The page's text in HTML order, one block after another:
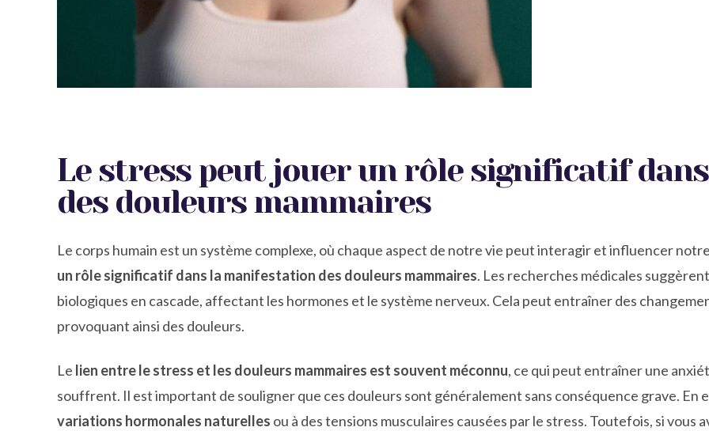
Le stress peut jouer un rôle significatif
des douleurs mammaires
Le corps humain est un système complexe, où chaque aspect de notre vie peut interagir et influencer
un rôle significatif dans la manifestation des douleurs mammaires. Les recherches médicales
biologiques en cascade, affectant les hormones et le système nerveux. Cela peut entraîner des
provoquant ainsi des douleurs.
Le lien entre le stress et les douleurs mammaires est souvent méconnu, ce qui peut entraîner une
souffrent. Il est important de souligner que ces douleurs sont généralement sans conséquence grave. En
variations hormonales naturelles ou à des tensions musculaires causées par le stress. Toutefois, si vous